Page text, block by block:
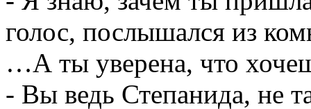
голос, послышался из
…А ты уверена, что
- Вы ведь Степанида, не